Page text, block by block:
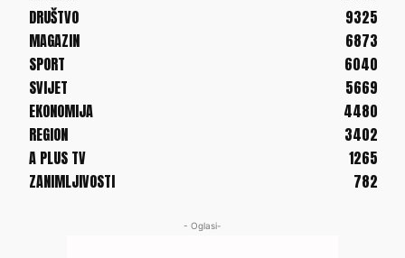
DRUŠTVO
9325
MAGAZIN
6873
SPORT
6040
SVIJET
5669
EKONOMIJA
4480
REGION
3402
A PLUS TV
1265
ZANIMLJIVOSTI
782
- Oglasi-